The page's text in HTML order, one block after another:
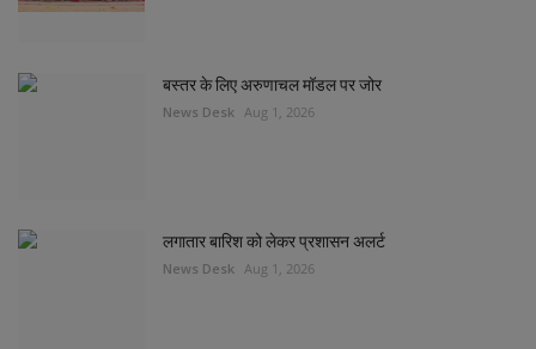
बस्तर के लिए अरुणाचल मॉडल पर जोर
News Desk Aug 1, 2026
लगातार बारिश को लेकर प्रशासन अलर्ट
News Desk Aug 1, 2026